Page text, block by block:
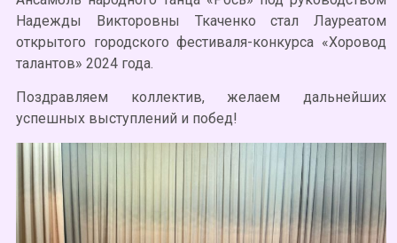
Надежды Викторовны Ткаченко стал Лауреатом
открытого городского фестиваля-конкурса «Хоровод
талантов» 2024 года.
Поздравляем коллектив, желаем дальнейших
успешных выступлений и побед!